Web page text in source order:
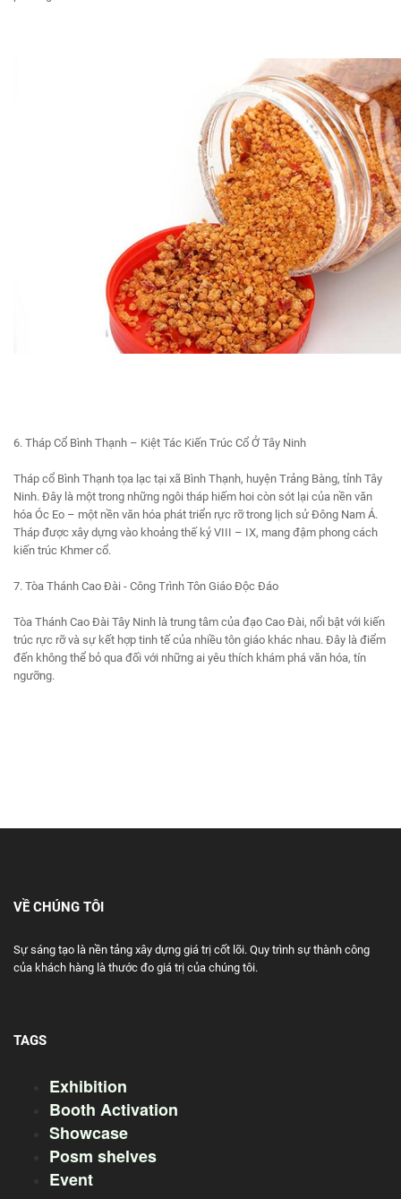
6. Tháp Cổ Bình Thạnh – Kiệt Tác Kiến Trúc Cổ Ở Tây Ninh
Tháp cổ Bình Thạnh tọa lạc tại xã Bình Thạnh, huyện Trảng Bàng, tỉnh Tây
Ninh. Đây là một trong những ngôi tháp hiếm hoi còn sót lại của nền văn
hóa Óc Eo – một nền văn hóa phát triển rực rỡ trong lịch sử Đông Nam Á.
Tháp được xây dựng vào khoảng thế kỷ VIII – IX, mang đậm phong cách
kiến trúc Khmer cổ.
7. Tòa Thánh Cao Đài - Công Trình Tôn Giáo Độc Đáo
Tòa Thánh Cao Đài Tây Ninh là trung tâm của đạo Cao Đài, nổi bật với kiến
trúc rực rỡ và sự kết hợp tinh tế của nhiều tôn giáo khác nhau. Đây là điểm
đến không thể bỏ qua đối với những ai yêu thích khám phá văn hóa, tín
ngưỡng.
VỀ CHÚNG TÔI
Sự sáng tạo là nền tảng xây dựng giá trị cốt lõi. Quy trình sự thành công
của khách hàng là thước đo giá trị của chúng tôi.
TAGS
Exhibition
Booth Activation
Showcase
Posm shelves
Event